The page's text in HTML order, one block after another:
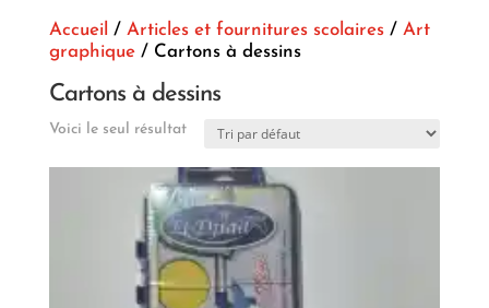
Accueil / Articles et fournitures scolaires/ Art
graphique/ Cartons à dessins
Cartons à dessins
Voici le seul résultat